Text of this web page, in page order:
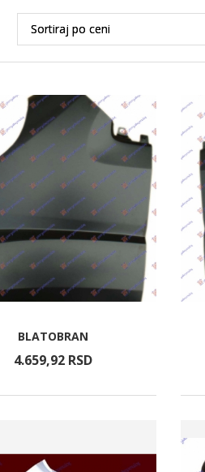
BLATOBRAN
4.659,92 RSD